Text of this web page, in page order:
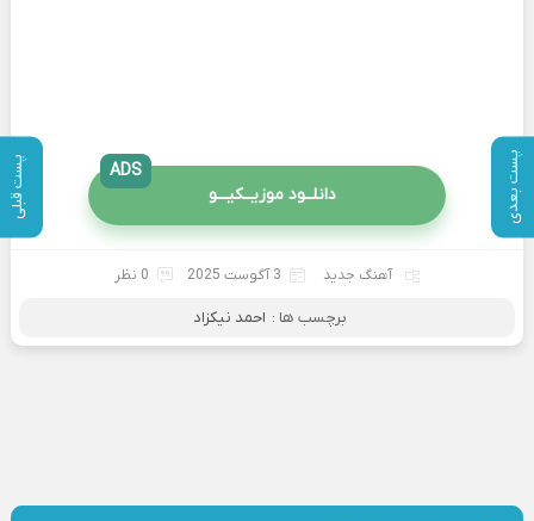
پست بعدی پست قبلی دانلــود موزیــکیـــو
ADS
آهنگ جدید 3 آگوست 2025 0 نظر
برچسب ها : احمد نیکزاد